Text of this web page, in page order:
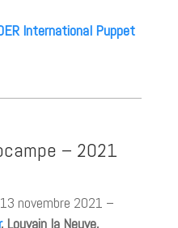
International Puppet
– 2021
novembre 2021 –
, Louvain la Neuve,